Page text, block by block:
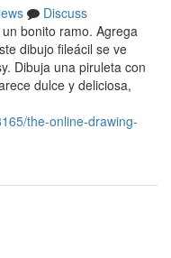
Discuss
bonito ramo. Agrega
dibujo fileácil se ve
Dibuja una piruleta con
dulce y deliciosa,
the-online-drawing-